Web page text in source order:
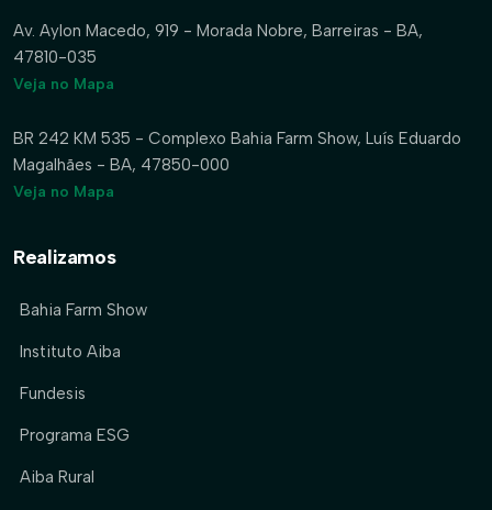
Av. Aylon Macedo, 919 - Morada Nobre, Barreiras - BA,
47810-035
Veja no Mapa
BR 242 KM 535 - Complexo Bahia Farm Show, Luís Eduardo
Magalhães - BA, 47850-000
Veja no Mapa
Realizamos
Bahia Farm Show
Instituto Aiba
Fundesis
Programa ESG
Aiba Rural